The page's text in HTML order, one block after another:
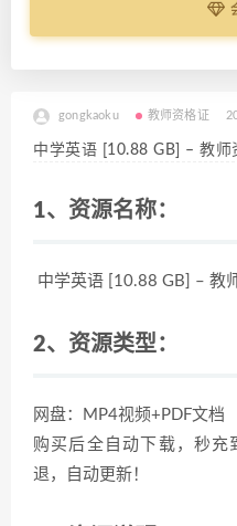
gongkaoku 教师资格证
中学英语 [10.88 GB] – 教师
1、资源名称：
中学英语 [10.88 GB] – 教
2、资源类型：
网盘：MP4视频+PDF文档
购买后全自动下载，秒充
退，自动更新！